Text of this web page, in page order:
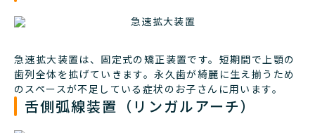
急速拡大装置は、固定式の矯正装置です。短期間で上顎の
歯列全体を拡げていきます。永久歯が綺麗に生え揃うため
のスペースが不足している症状のお子さんに用います。
舌側弧線装置（リンガルアーチ）